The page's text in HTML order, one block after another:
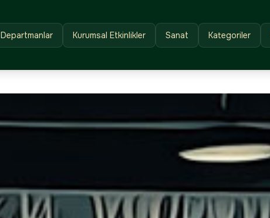
Departmanlar Kurumsal Etkinlikler Sanat Kategoriler